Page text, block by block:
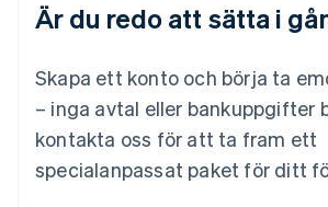
Är du redo att sätta i
Skapa ett konto och börja ta
– inga avtal eller bankuppgifter
kontakta oss för att ta fram ett
specialanpassat paket för ditt
Nederländerna
Norge
English
Nya Zeeland
English
English